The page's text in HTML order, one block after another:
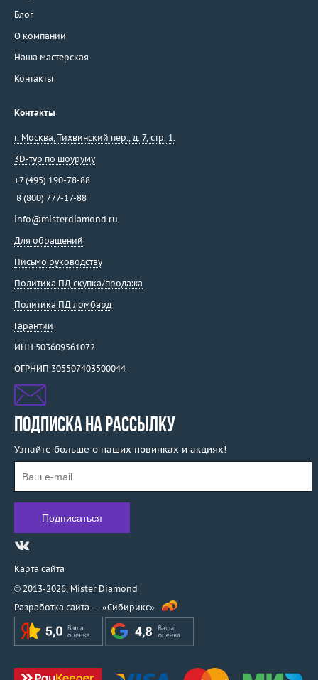
Блог
О компании
Наша мастерская
Контакты
Контакты
г. Москва, Тихвинский пер., д. 7, стр. 1.
3D-тур по шоуруму
+7 (495) 190-78-88
8 (800) 777-17-88
info@misterdiamond.ru
Для обращений
Письмо руководству
Политика ПД скупка/продажа
Политика ПД ломбард
Гарантии
ИНН 503609561072
ОГРНИП 305507403500044
ПОДПИСКА НА РАССЫЛКУ
Узнайте больше о наших новинках и акциях!
Карта сайта
© 2013-2026, Mister Diamond
Разработка сайта — «Сибирикс»